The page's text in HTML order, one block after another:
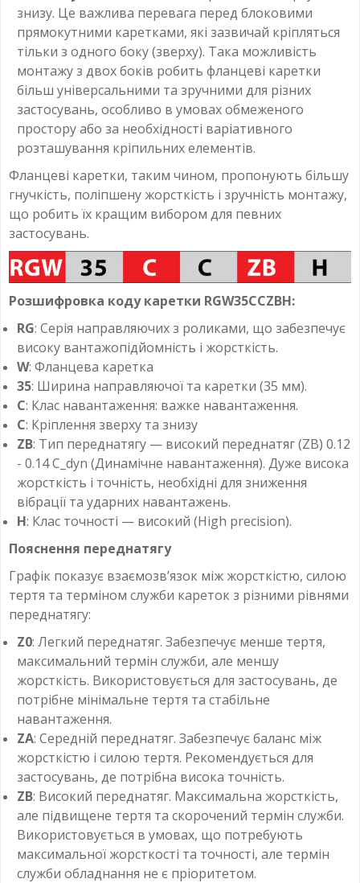
знизу. Це важлива перевага перед блоковими
прямокутними каретками, які зазвичай кріпляться
тільки з одного боку (зверху). Така можливість
монтажу з двох боків робить фланцеві каретки
більш універсальними та зручними для різних
застосувань, особливо в умовах обмеженого
простору або за необхідності варіативного
розташування кріпильних елементів.
Фланцеві каретки, таким чином, пропонують більшу
гнучкість, поліпшену жорсткість і зручність монтажу,
що робить їх кращим вибором для певних
застосувань.
Розшифровка коду каретки RGW35CCZBH:
RG: Серія направляючих з роликами, що забезпечує
високу вантажопідйомність і жорсткість.
W: Фланцева каретка
35: Ширина направляючої та каретки (35 мм).
С: Клас навантаження: важке навантаження.
С: Кріплення зверху та знизу
ZB: Тип переднатягу — високий переднатяг (ZB) 0.12
- 0.14 C_dyn (Динамічне навантаження). Дуже висока
жорсткість і точність, необхідні для зниження
вібрації та ударних навантажень.
H: Клас точності — високий (High precision).
Пояснення переднатягу
Графік показує взаємозв’язок між жорсткістю, силою
тертя та терміном служби кареток з різними рівнями
переднатягу:
Z0: Легкий переднатяг. Забезпечує менше тертя,
максимальний термін служби, але меншу
жорсткість. Використовується для застосувань, де
потрібне мінімальне тертя та стабільне
навантаження.
ZA: Середній переднатяг. Забезпечує баланс між
жорсткістю і силою тертя. Рекомендується для
застосувань, де потрібна висока точність.
ZB: Високий переднатяг. Максимальна жорсткість,
але підвищене тертя та скорочений термін служби.
Використовується в умовах, що потребують
максимальної жорсткості та точності, але термін
служби обладнання не є пріоритетом.